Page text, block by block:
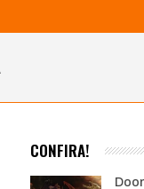
CONFIRA!